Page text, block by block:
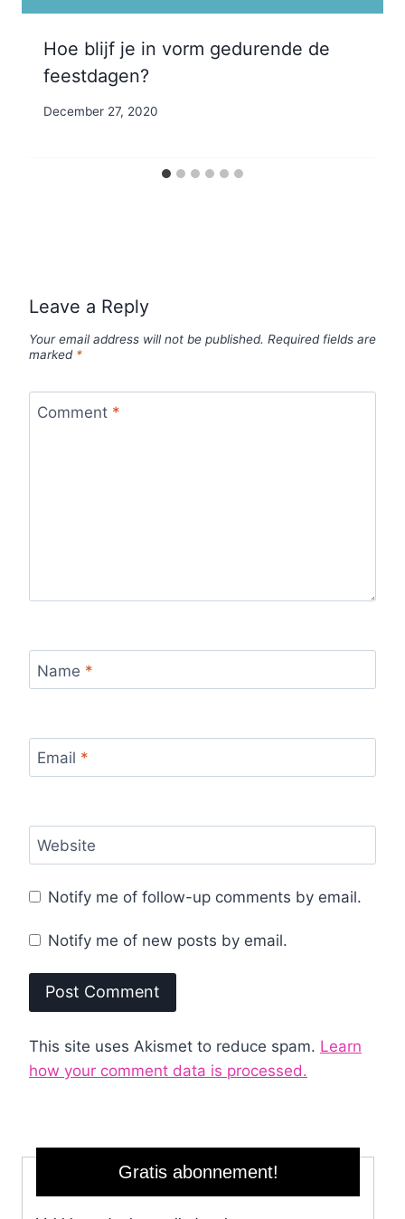
Hoe blijf je in vorm gedurende de
feestdagen?
By
December 27, 2020
Leave a Reply
Your email address will not be published. Required fields are
marked *
Comment *
Name *
Email *
Website
Notify me of follow-up comments by email.
Notify me of new posts by email.
This site uses Akismet to reduce spam. Learn
how your comment data is processed.
Gratis abonnement!